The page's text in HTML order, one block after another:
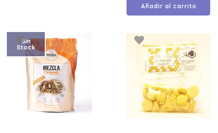
Añadir al carrito
Sin
Stock